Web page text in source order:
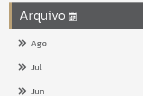
Arquivo
Ago
Jul
Jun